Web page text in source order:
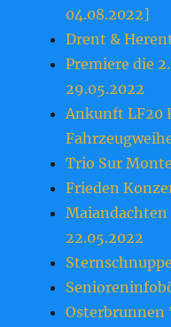
04.08.2022]
Drent &
Premiere die
29.05.2022
Ankunft LF20
Trio Sur
Frieden
Maiandachten
22.05.2022
Osterbrunnen